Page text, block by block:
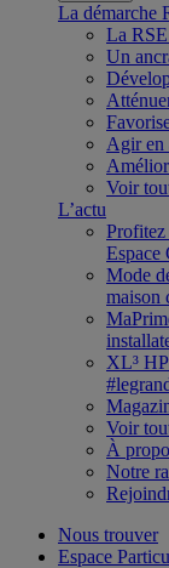
La démarche
La
Un
Agir en
Voir
L’actu
Profitez
Espace
Mode
maison
XL³
Voir
À
Notre
Nous trouver
Espace